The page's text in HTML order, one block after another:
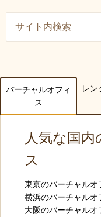
バーチャルオフィ
ス
レン
人気な国
ス
東京のバーチャルオ
横浜のバーチャルオ
大阪のバーチャル